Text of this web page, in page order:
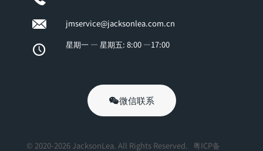
jmservice@jacksonlea.com.cn
星期一 — 星期五: 8:00 —17:00
微信联系
© 2020-2026 JacksonLea. All Rights Reserved. 粤ICP备